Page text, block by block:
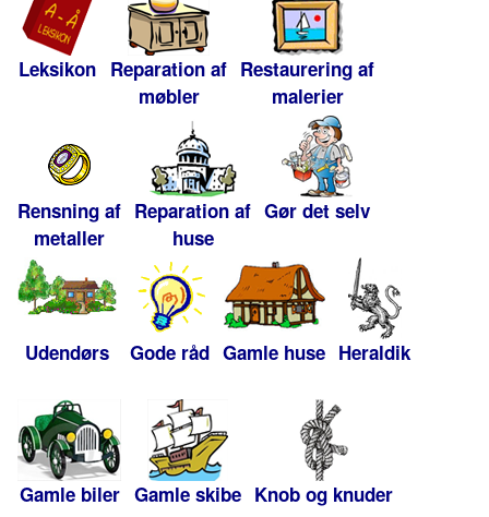
Leksikon Reparation af
møbler
Restaurering af
malerier
Rensning af
metaller
Reparation af
huse
Gør det selv
Udendørs Gode råd Gamle huse Heraldik
Gamle biler Gamle skibe Knob og knuder